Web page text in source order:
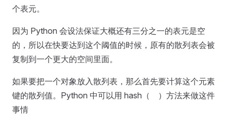
个表元。
因为 Python 会设法保证大概还有三分之一的表元是空
的，所以在快要达到这个阈值的时候，原有的散列表会被
复制到一个更大的空间里面。
如果要把一个对象放入散列表，那么首先要计算这个元素
键的散列值。Python 中可以用 hash（ ）方法来做这件
事情